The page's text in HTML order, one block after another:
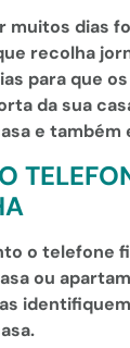
muitos dias
recolha
para que
da sua
e também
o telefone
ou